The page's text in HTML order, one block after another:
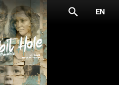
search EN